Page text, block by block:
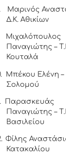
Μαρινός
Δ.Κ. Αθικίων
Μιχαλόπουλος
Παναγιώτης –
Κουταλά
Μπέκου Ελένη –
Σολομού
Παρασκευάς
Παναγιώτης –
Βασιλείου
Φίλης
Κατακαλίου